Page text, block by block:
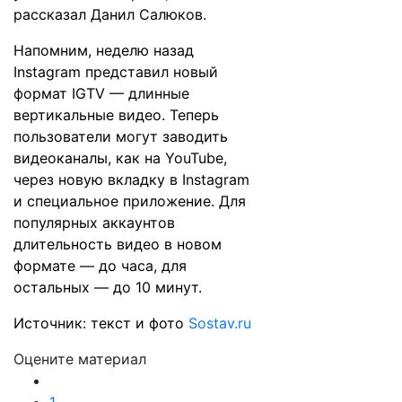
рассказал Данил Салюков.
Напомним, неделю назад
Instagram представил новый
формат IGTV — длинные
вертикальные видео. Теперь
пользователи могут заводить
видеоканалы, как на YouTube,
через новую вкладку в Instagram
и специальное приложение. Для
популярных аккаунтов
длительность видео в новом
формате — до часа, для
остальных — до 10 минут.
Источник: текст и фото Sostav.ru
Оцените материал